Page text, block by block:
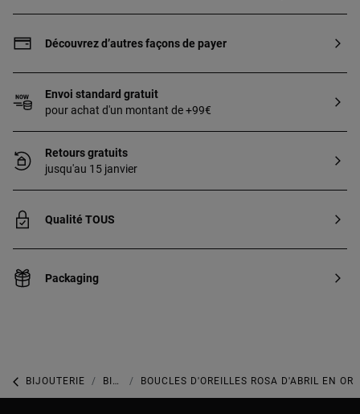
Découvrez d’autres façons de payer
Envoi standard gratuit
pour achat d'un montant de +99€
Retours gratuits
jusqu'au 15 janvier
Qualité TOUS
Packaging
BIJOUTERIE BIJOUX AVEC DES PERLES BOUCLES D'OREILLES ROSA D'ABRIL EN OR